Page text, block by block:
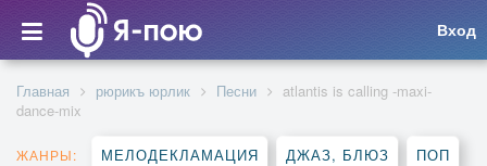
Вход
Главная рюрикъ юрлик Песни
atlantis is calling -maxi-
dance-mix
ЖАНРЫ: МЕЛОДЕКЛАМАЦИЯ ДЖАЗ, БЛЮЗ ПОП